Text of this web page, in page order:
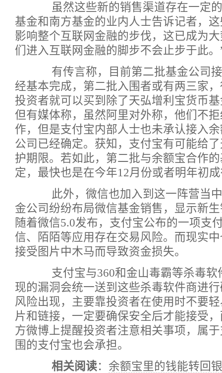
虽然这些新的销售渠道存在一定的
基金和南方基金的业内人士告诉记者，
影响整个互联网金融的步伐，这已成为
们进入互联网金融的脚步不会止步于此。
有传言称，目前第二批基金公司
经基本完成，第二批入围者或有两三家
投资者就可以买到除了天弘增利宝货币
但有媒体称，虽然阿里对外称，他们不
作，但是支付宝内部人士也未承认接入
公司已经确定。获知，支付宝有可能给
护期限。若如此，第二批与余额宝合作
定，最快也是在今年12月份或者明年初
此外，微信也加入到这一阵营当中
金公司纷纷布局微信基金销售 ，显示新
随着微信5.0发布，支付宝公布的一项支
信、陌陌等应用存在交易风险。而现实
接受图片中木马而导致资金损失。
支付宝与360和金山毒霸等杀毒软
现的漏洞会统一送到这些杀毒软件商进
风险出现，主要靠投资者在使用时不要
片和链接，一定要确保安全后才能接受
方微博上提醒投资者注意相关事项，属
围的支付宝也会承担。
相关阅读： 余额宝里的钱能转回